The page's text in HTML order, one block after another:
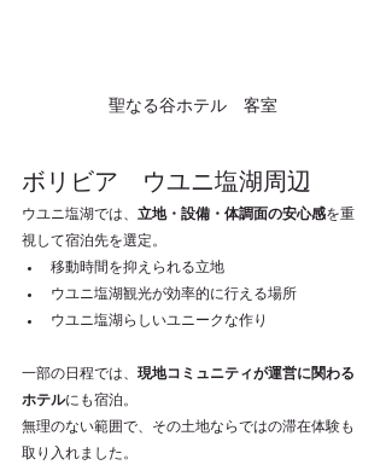
聖なる谷ホテル　客室
ボリビア　ウユニ塩湖周辺
ウユニ塩湖では、 立地・設備・体調面の安心感を重
視して宿泊先を選定。
移動時間を抑えられる立地
ウユニ塩湖観光が効率的に行える場所
ウユニ塩湖らしいユニークな作り
一部の日程では、 現地コミュニティが運営に関わる
ホテルにも宿泊。
無理のない範囲で、その土地ならではの滞在体験も
取り入れました。